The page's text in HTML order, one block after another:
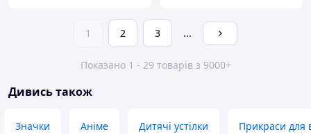
1 2 3 ...
Показано 1 - 29 товарів з 9000+
Дивись також
Значки Аніме Дитячі устілки Прикраси для